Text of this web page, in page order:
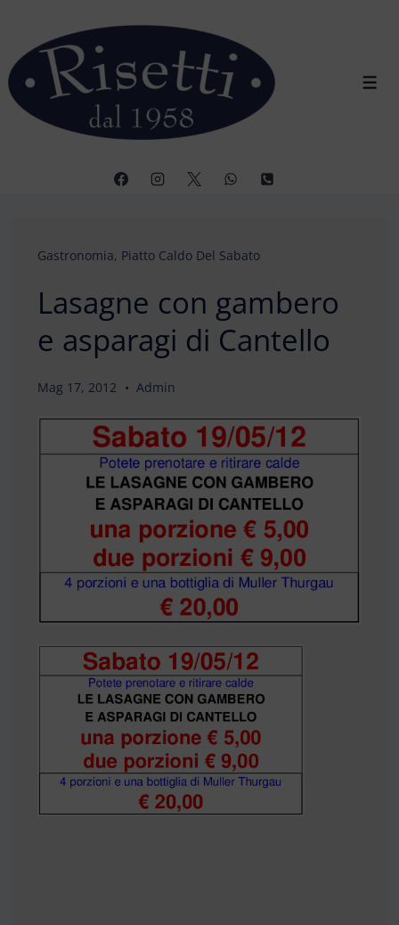
contenuto
principale
Gastronomia, Piatto Caldo Del Sabato
Lasagne con gambero
e asparagi di Cantello
Mag 17, 2012 Admin